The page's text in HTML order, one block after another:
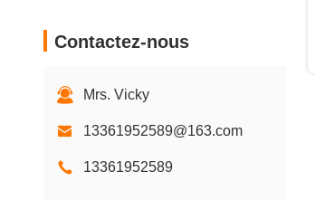
Contactez-nous
Mrs. Vicky
13361952589@163.com
13361952589